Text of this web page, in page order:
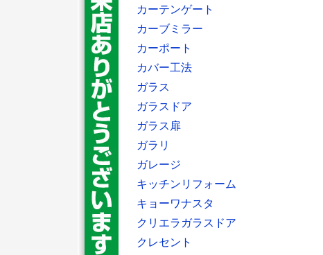
カーテンゲート
カーブミラー
カーポート
カバー工法
ガラス
ガラスドア
ガラス扉
ガラリ
ガレージ
キッチンリフォーム
キョーワナスタ
クリエラガラスドア
クレセント